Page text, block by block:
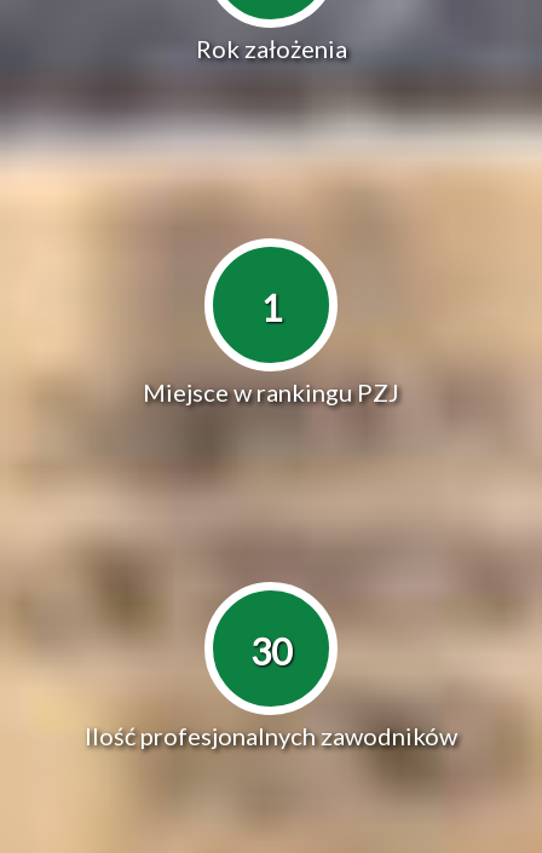
Rok założenia
1
Miejsce w rankingu PZJ
30
Ilość profesjonalnych zawodników